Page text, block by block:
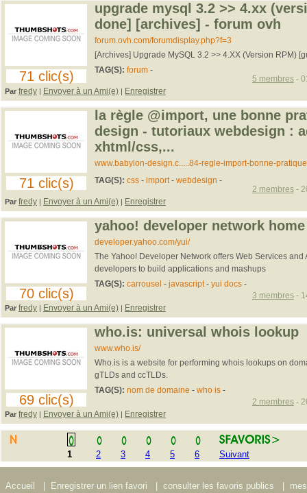
71 clic(s)
upgrade mysql 3.2 >> 4.xx
done] [archives] - forum ovh
forum.ovh.com/forumdisplay.php?f=3
[Archives] Upgrade MySQL 3.2 >> 4.XX (Version RPM)
TAG(S): forum-
Par fredy | Envoyer à un Ami(e) | Enregistrer
5 membres-
71 clic(s)
la règle @import, une bonne
design - tutoriaux webdesign :
xhtml/css,...
www.babylon-design.c.....84-regle-import-bonne-pratique
TAG(S): css - import- webdesign -
Par fredy | Envoyer à un Ami(e) | Enregistrer
2 membres-
70 clic(s)
yahoo! developer network home
developer.yahoo.com/yui/
The Yahoo! Developer Network offers Web Services and
developers to build applications and mashups
TAG(S): carrousel - javascript- yui docs-
Par fredy | Envoyer à un Ami(e) | Enregistrer
3 membres-
69 clic(s)
who.is: universal whois lookup
www.who.is/
Who.is is a website for performing whois lookups on
gTLDs and ccTLDs.
TAG(S): nom de domaine - who is-
Par fredy | Envoyer à un Ami(e) | Enregistrer
2 membres-
1 2 3 4 5 6 Suivant
Accueil Enregistrer un lien favori consulter les favoris publics